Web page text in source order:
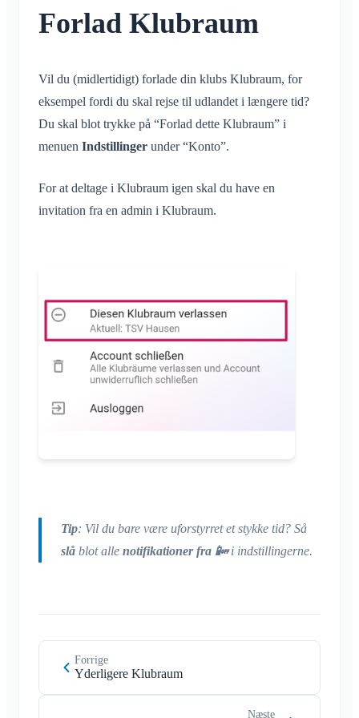
Deling af placering
Læsekvittering
Områder
Hvad er en områdegruppe?
Deltag i område
Forlad område
Privat område
Konto og indstillinger
Forlad Klubraum
Log ud
Skift navn
Administration
Hurtig start for administratorer
Tilladelser
Inviter medlemmer
Område-admin
Administrer Områder
Understøttede browsere
Feedback
Ofte stillede spørgsmål
Forlad Klubraum
Vil du (midlertidigt) forlade din klubs Klubraum, for
eksempel fordi du skal rejse til udlandet i længere tid?
Du skal blot trykke på “Forlad dette Klubraum” i
menuen Indstillinger under “Konto”.
For at deltage i Klubraum igen skal du have en
invitation fra en admin i Klubraum.
Tip: Vil du bare være uforstyrret et stykke tid? Så
slå blot alle notifikationer fra 📴i indstillingerne.
Forrige
Yderligere Klubraum
Næste